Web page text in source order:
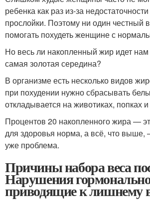
ребенка как раз из-за
прослойки. Поэтому ни один честный
помогать похудеть женщине с
Но весь ли накопленный жир идет нам
самая золотая середина?
В организме есть несколько видов
при похудении нужно сбрасывать
откладывается на животиках, попках
Процентов 20 накопленного жира —
для здоровья норма, а всё, что выше,
уже проблема.
Причины набора веса
Нарушения
приводящие к лишнему